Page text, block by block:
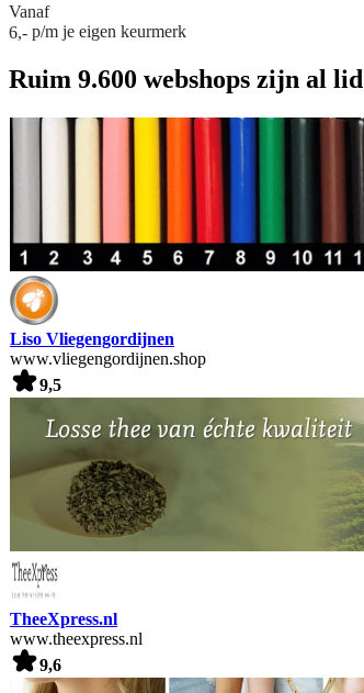
Vanaf
6,- p/m je eigen keurmerk
Ruim 9.600 webshops zijn al lid
Liso Vliegengordijnen
www.vliegengordijnen.shop
9,5
TheeXpress.nl
www.theexpress.nl
9,6